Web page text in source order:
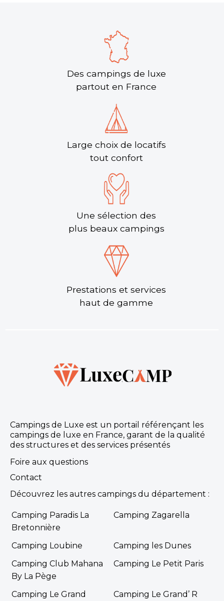
Des campings de luxe
partout en France
Large choix de locatifs
tout confort
Une sélection des
plus beaux campings
Prestations et services
haut de gamme
Campings de Luxe est un portail référençant les
campings de luxe en France, garant de la qualité
des structures et des services présentés
Foire aux questions
Contact
Découvrez les autres campings du département :
Camping Paradis La
Bretonnière
Camping Zagarella
Camping Loubine
Camping les Dunes
Camping Club Mahana
By La Pège
Camping Le Petit Paris
Camping Le Grand
Camping Le Grand’ R